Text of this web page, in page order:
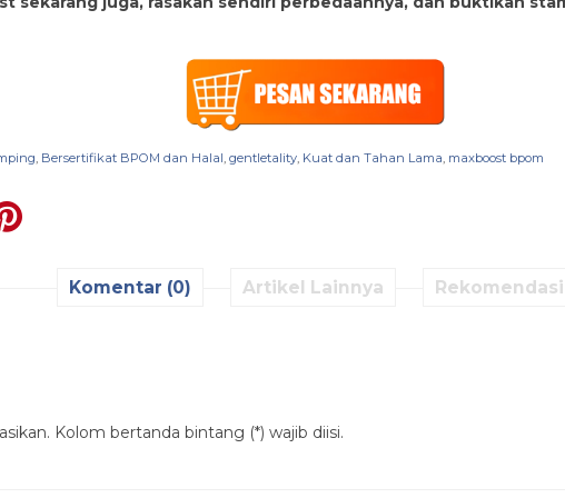
, Bersertifikat BPOM dan Halal, gentletality, Kuat dan Tahan Lama, maxboost bpom
Komentar (0) Artikel Lainnya Rekomendasi
Kolom bertanda bintang (*) wajib diisi.